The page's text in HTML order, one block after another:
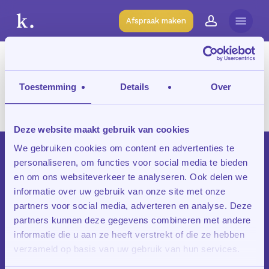
Toestemming Details Over
Deze website maakt gebruik van cookies
We gebruiken cookies om content en advertenties te
personaliseren, om functies voor social media te bieden
en om ons websiteverkeer te analyseren. Ook delen we
informatie over uw gebruik van onze site met onze
partners voor social media, adverteren en analyse. Deze
partners kunnen deze gegevens combineren met andere
informatie die u aan ze heeft verstrekt of die ze hebben
verzameld op basis van uw gebruik van hun services.
main
content
Afspraak maken
account
Tag
vwo
InHuiswerkbegeleiding
Huiswerkbegeleiding
in Amsterdam